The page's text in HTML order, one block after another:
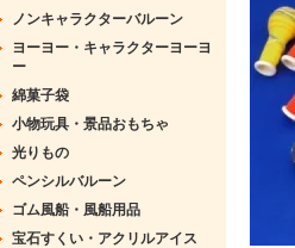
ノンキャラクターバルーン
ヨーヨー・キャラクターヨーヨ
ー
綿菓子袋
小物玩具・景品おもちゃ
光りもの
ペンシルバルーン
ゴム風船・風船用品
宝石すくい・アクリルアイス